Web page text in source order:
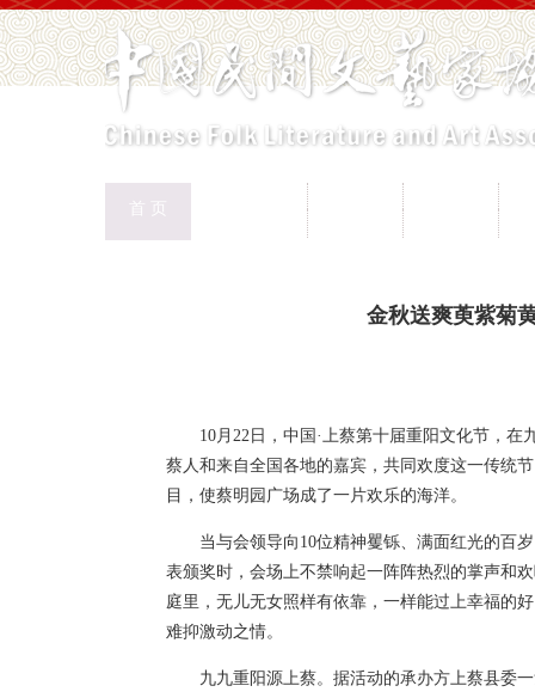
首 页
金秋送爽萸紫菊
10月22日，中国·上蔡第十届重阳文化节，
蔡人和来自全国各地的嘉宾，共同欢度这一传统
目，使蔡明园广场成了一片欢乐的海洋。
当与会领导向10位精神矍铄、满面红光的百
表颁奖时，会场上不禁响起一阵阵热烈的掌声和
庭里，无儿无女照样有依靠，一样能过上幸福的
难抑激动之情。
九九重阳源上蔡。据活动的承办方上蔡县委